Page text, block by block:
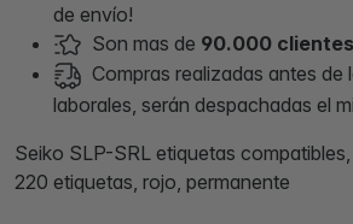
de envío!
Son mas de 90.000
Compras realizadas antes de
laborales, serán despachadas el
Seiko SLP-SRL etiquetas
220 etiquetas, rojo, permanente